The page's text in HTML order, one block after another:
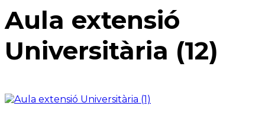
Aula extensió
Universitària (12)